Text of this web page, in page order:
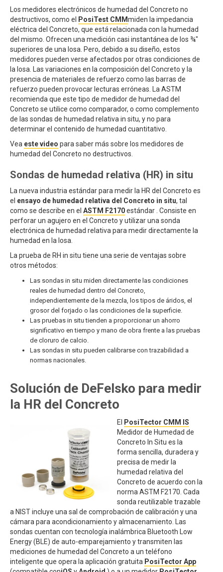
Los medidores electrónicos de humedad del Concreto no
destructivos, como el
PosiTest CMMmiden la impedancia
eléctrica del Concreto, que está relacionada con la humedad
del mismo. Ofrecen una medición casi instantánea de los ¾"
superiores de una losa. Pero, debido a su diseño, estos
medidores pueden verse afectados por otras condiciones de
la losa. Las variaciones en la composición del Concreto y la
presencia de materiales de refuerzo como las barras de
refuerzo pueden provocar lecturas erróneas. La ASTM
recomienda que este tipo de medidor de humedad del
Concreto se utilice como comparador, o como complemento
de las sondas de humedad relativa in situ, y no para
determinar el contenido de humedad cuantitativo.
Vea este video para saber más sobre los medidores de
humedad del Concreto no destructivos.
Sondas de humedad relativa (HR) in situ
La nueva industria estándar para medir la HR del Concreto es
el ensayo de humedad relativa del Concreto in situ, tal
como se describe en el ASTM F2170estándar . Consiste en
perforar un agujero en el Concreto y utilizar una sonda
electrónica de humedad relativa para medir directamente la
humedad en la losa.
La prueba de RH in situ tiene una serie de ventajas sobre
otros métodos:
Las sondas in situ miden directamente las condiciones
reales de humedad dentro del Concreto,
independientemente de la mezcla, los tipos de áridos, el
grosor del forjado o las condiciones de la superficie.
Las pruebas in situ tienden a proporcionar un ahorro
significativo en tiempo y mano de obra frente a las pruebas
de cloruro de calcio.
Las sondas in situ pueden calibrarse con trazabilidad a
normas nacionales.
Solución de DeFelsko para medir
la HR del Concreto
El
PosiTector CMM IS
Medidor de Humedad de
Concreto In Situ es la
forma sencilla, duradera y
precisa de medir la
humedad relativa del
Concreto de acuerdo con la
norma ASTM F2170. Cada
sonda reutilizable trazable
a NIST incluye una sal de comprobación de calibración y una
cámara para acondicionamiento y almacenamiento. Las
sondas cuentan con tecnología inalámbrica Bluetooth Low
Energy (BLE) de auto-emparejamiento y transmiten las
mediciones de humedad del Concreto a un teléfono
inteligente que opera la aplicación gratuita PosiTector App